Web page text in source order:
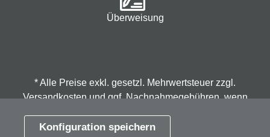
Konfiguration speichern
Überweisung
* Alle Preise exkl. gesetzl. Mehrwertsteuer zzgl.
Versandkostenund ggf. Nachnahmegebühren, wenn